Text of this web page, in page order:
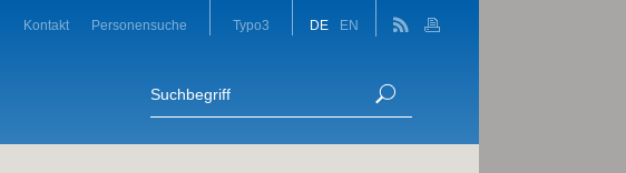
Kontakt Personensuche Typo3 DE EN